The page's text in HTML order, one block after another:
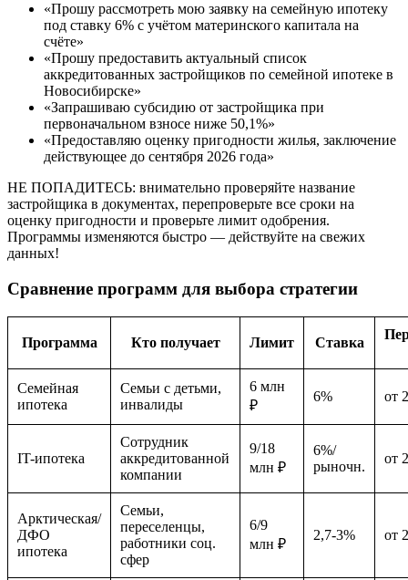
«Прошу рассмотреть мою заявку на семейную ипотеку
под ставку 6% с учётом материнского капитала на
счёте»
«Прошу предоставить актуальный список
аккредитованных застройщиков по семейной ипотеке в
Новосибирске»
«Запрашиваю субсидию от застройщика при
первоначальном взносе ниже 50,1%»
«Предоставляю оценку пригодности жилья, заключение
действующее до сентября 2026 года»
НЕ ПОПАДИТЕСЬ: внимательно проверяйте название
застройщика в документах, перепроверьте все сроки на
оценку пригодности и проверьте лимит одобрения.
Программы изменяются быстро — действуйте на свежих
данных!
Сравнение программ для выбора стратегии
Программа Кто получает Лимит Ставка
Семейная
ипотека
Семьи с детьми,
инвалиды
6 млн
₽
6% от
IT-ипотека
Сотрудник
аккредитованной
компании
9/18
млн ₽
6%/
рыночн.
от
Арктическая/
ДФО
ипотека
Семьи,
переселенцы,
работники соц.
сфер
6/9
млн ₽
2,7-3% от